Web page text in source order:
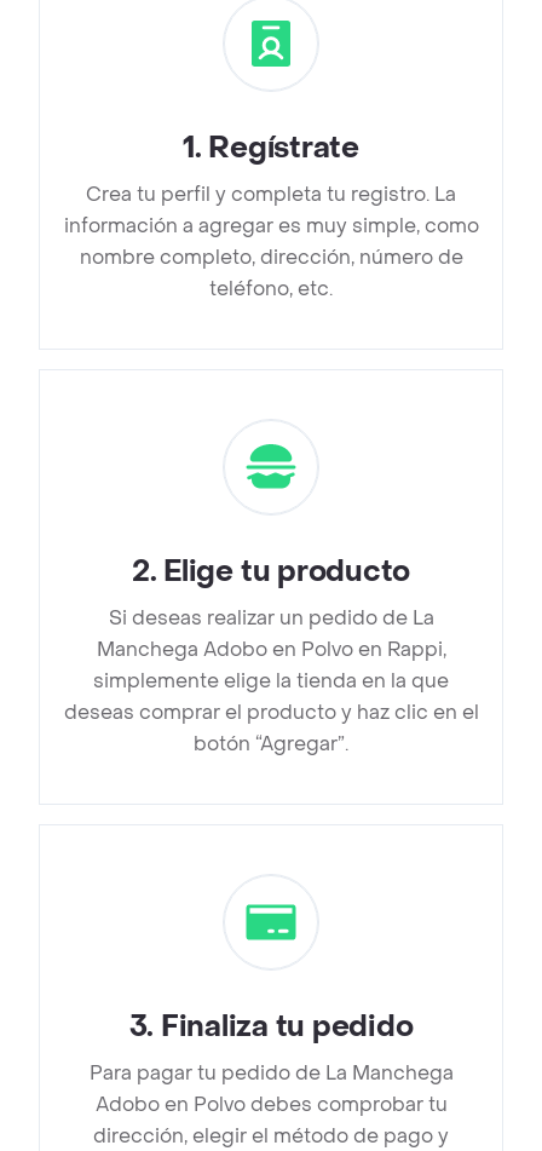
1. Regístrate
Crea tu perfil y completa tu registro. La
información a agregar es muy simple, como
nombre completo, dirección, número de
teléfono, etc.
2. Elige tu producto
Si deseas realizar un pedido de La
Manchega Adobo en Polvo en Rappi,
simplemente elige la tienda en la que
deseas comprar el producto y haz clic en el
botón “Agregar”.
3. Finaliza tu pedido
Para pagar tu pedido de La Manchega
Adobo en Polvo debes comprobar tu
dirección, elegir el método de pago y